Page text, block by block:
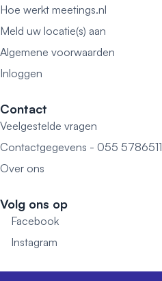
Hoe werkt meetings.nl
Meld uw locatie(s) aan
Algemene voorwaarden
Inloggen
Contact
Veelgestelde vragen
Contactgegevens - 055 5786511
Over ons
Volg ons op
Facebook
Instagram